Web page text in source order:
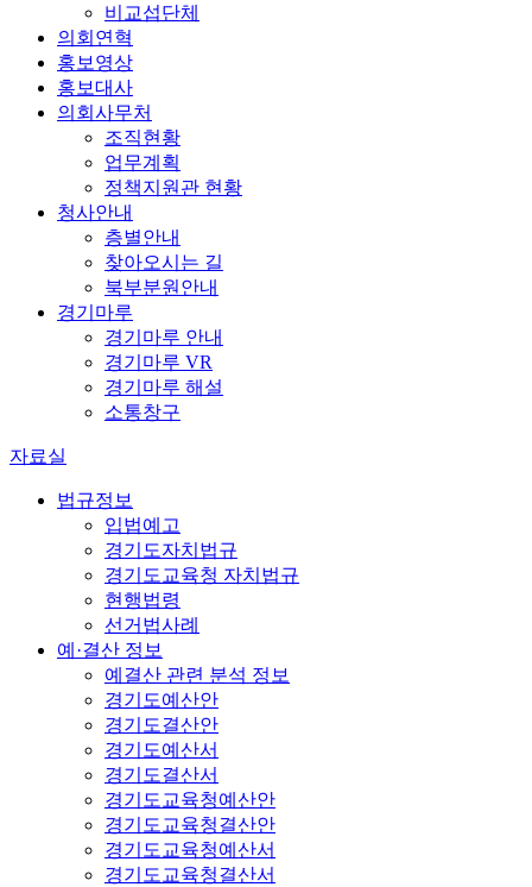
비교섭단체
의회연혁
홍보영상
홍보대사
의회사무처
조직현황
업무계획
정책지원관 현황
청사안내
층별안내
찾아오시는 길
북부분원안내
경기마루
경기마루 안내
경기마루 VR
경기마루 해설
소통창구
자료실
법규정보
입법예고
경기도자치법규
경기도교육청 자치법규
현행법령
선거법사례
예·결산 정보
예결산 관련 분석 정보
경기도예산안
경기도결산안
경기도예산서
경기도결산서
경기도교육청예산안
경기도교육청결산안
경기도교육청예산서
경기도교육청결산서